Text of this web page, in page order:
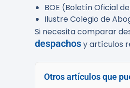
BOE (Boletín Oficial
Ilustre Colegio de
Si necesita comparar
despachosy artículos
Otros artículos que